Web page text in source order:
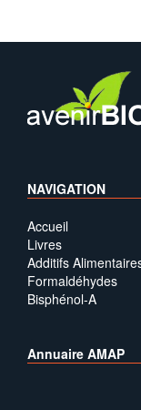
NAVIGATION
Accueil
Livres
Additifs
Formaldéhydes
Bisphénol-A
Annuaire AMAP